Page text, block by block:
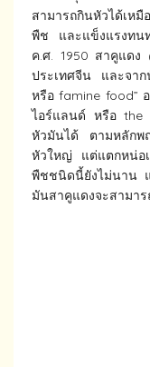
สามารถกินหัวได้เ
พืช และแข็งแรงทน
ค.ศ. 1950 สาคูแดง
ประเทศจีน และจาก
หรือ famine food”
ไอร์แลนด์ หรือ the
หัวมันได้ ตามหลักพ
หัวใหญ่ แต่แตกหน่อเ
พืชชนิดนี้ยังไม่นาน
มันสาคูแดงจะสามา